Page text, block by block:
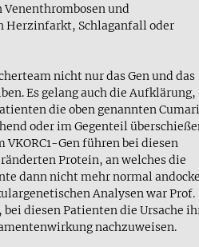
und
Herzinfarkt, Schlaganfall oder
nicht nur das Gen und das
Es gelang auch die Aufklärung,
die oben genannten
oder im Gegenteil
Gen führen bei diesen
Protein, an welches die
dann nicht mehr normal
Analysen war Prof.
bei diesen Patienten die Ursache
nachzuweisen.